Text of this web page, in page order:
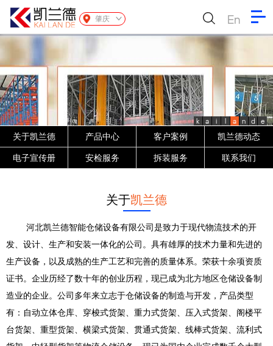
肇庆 En
k a i l a n d e
关于凯兰德 产品中心 客户案例 凯兰德动态
电子宣传册 安检服务 拆装服务 联系我们
关于凯兰德
河北凯兰德智能仓储设备有限公司是致力于现代物流技术的开
发、设计、生产和安装一体化的公司。具有雄厚的技术力量和先进的
生产设备，以及成熟的生产工艺和完善的质量体系。荣获十余项资质
证书。企业历经了数十年的创业历程，现已成为北方地区仓储设备制
造业的企业。公司多年来立志于仓储设备的制造与开发，产品类型
有：自动立体仓库、穿梭式货架、重力式货架、压入式货架、阁楼平
台货架、重型货架、横梁式货架、贯通式货架、线棒式货架、流利式